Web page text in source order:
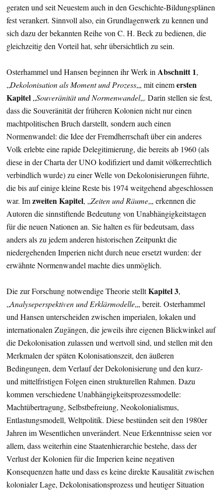
geraten und seit Neuestem auch in den Geschichte-Bildungsplänen
fest verankert. Sinnvoll also, ein Grundlagenwerk zu kennen und
sich dazu der bekannten Reihe von C. H. Beck zu bedienen, die
gleichzeitig den Vorteil hat, sehr übersichtlich zu sein.
Osterhammel und Hansen beginnen ihr Werk in Abschnitt 1,
„Dekolonisation als Moment und Prozess„, mit einemersten
Kapitel „Souveränität und Normenwandel„. Darin stellen sie fest,
dass die Souveränität der früheren Kolonien nicht nur einen
machtpolitischen Bruch darstellt, sondern auch einen
Normenwandel: die Idee der Fremdherrschaft über ein anderes
Volk erlebte eine rapide Delegitimierung, die bereits ab 1960 (als
diese in der Charta der UNO kodifiziert und damit völkerrechtlich
verbindlich wurde) zu einer Welle von Dekolonisierungen führte,
die bis auf einige kleine Reste bis 1974 weitgehend abgeschlossen
war. Imzweiten Kapitel, „Zeiten und Räume„, erkennen die
Autoren die sinnstiftende Bedeutung von Unabhängigkeitstagen
für die neuen Nationen an. Sie halten es für bedeutsam, dass
anders als zu jedem anderen historischen Zeitpunkt die
niedergehenden Imperien nicht durch neue ersetzt wurden: der
erwähnte Normenwandel machte dies unmöglich.
Die zur Forschung notwendige Theorie stelltKapitel 3,
„Analyseperspektiven und Erklärmodelle„, bereit. Osterhammel
und Hansen unterscheiden zwischen imperialen, lokalen und
internationalen Zugängen, die jeweils ihre eigenen Blickwinkel auf
die Dekolonisation zulassen und wertvoll sind, und stellen mit den
Merkmalen der späten Kolonisationszeit, den äußeren
Bedingungen, dem Verlauf der Dekolonisierung und den kurz-
und mittelfristigen Folgen einen strukturellen Rahmen. Dazu
kommen verschiedene Unabhängigkeitsprozessmodelle:
Machtübertragung, Selbstbefreiung, Neokolonialismus,
Entlastungsmodell, Weltpolitik. Diese bestünden seit den 1980er
Jahren im Wesentlichen unverändert. Neue Erkenntnisse seien vor
allem, dass weiterhin eine Staatenhierarchie bestehe, dass der
Verlust der Kolonien für die Imperien keine negativen
Konsequenzen hatte und dass es keine direkte Kausalität zwischen
kolonialer Lage, Dekolonisationsprozess und heutiger Situation